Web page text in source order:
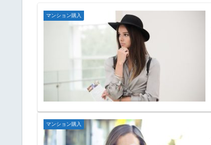
マンション購入
マンション購入